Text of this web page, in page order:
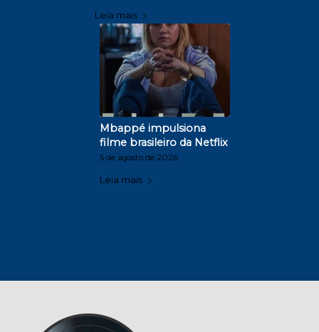
Leia mais
Mbappé impulsiona
filme brasileiro da Netflix
5 de agosto de 2026
Leia mais